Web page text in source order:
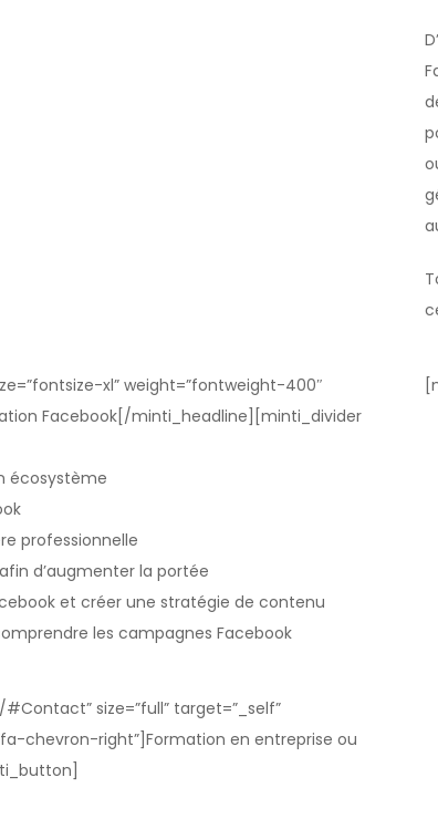
xl” weight=”fontweight-400″
Facebook[/minti_headline][minti_divider
écosystème
professionnelle
d’augmenter la portée
et créer une stratégie de contenu
les campagnes Facebook
size=”full” target=”_self”
chevron-right”]Formation en entreprise ou